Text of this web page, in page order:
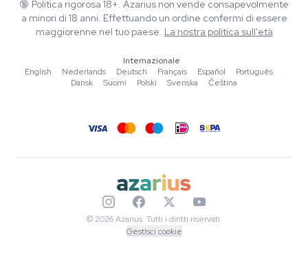
FAQ
Informativa sulla privacy
Musica
Linee guida editoriali
Strumenti e Calcolatori
🔞 Politica rigorosa 18+. Azarius non vende consapevolmente
a minori di 18 anni. Effettuando un ordine confermi di essere
maggiorenne nel tuo paese. La nostra politica sull'età
Internazionale
English
·Nederlands ·Deutsch ·Français ·Español ·Português
·
Dansk
·Suomi ·Polski ·Svenska ·Čeština
© 2026 Azarius. Tutti i diritti riservati.
Gestisci cookie